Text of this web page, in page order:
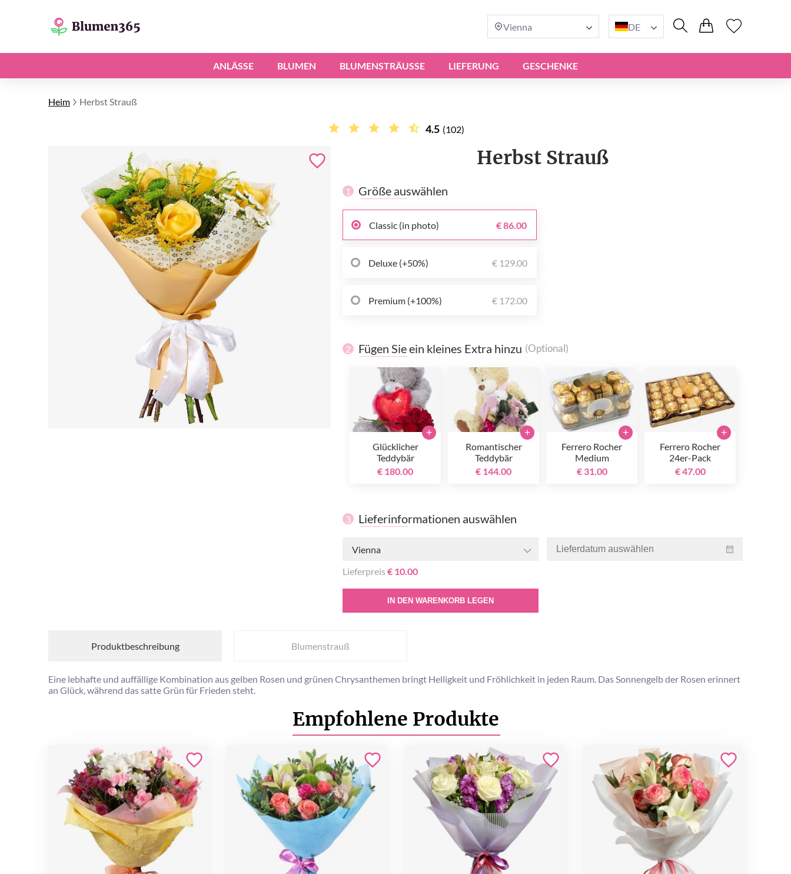
Vienna DE
ANLÄSSE BLUMEN BLUMENSTRÄUSSE LIEFERUNG GESCHENKE
Heim Herbst Strauß
4.5 (102)
Herbst Strauß
1 Größe auswählen
Classic (in photo) € 86.00
Deluxe (+50%) € 129.00
Premium (+100%) € 172.00
2 Fügen Sie ein kleines Extra hinzu (Optional)
Glücklicher
Teddybär
€ 180.00
+
Romantischer
Teddybär
€ 144.00
+
Ferrero Rocher
Medium
€ 31.00
+
Ferrero Rocher
24er-Pack
€ 47.00
+
3 Lieferinformationen auswählen
Vienna
Lieferpreis€ 10.00
IN DEN WARENKORB LEGEN
Produktbeschreibung Blumenstrauß
Eine lebhafte und auffällige Kombination aus gelben Rosen und grünen Chrysanthemen bringt Helligkeit und Fröhlichkeit in jeden Raum. Das Sonnengelb der Rosen erinnert
an Glück, während das satte Grün für Frieden steht.
Empfohlene Produkte